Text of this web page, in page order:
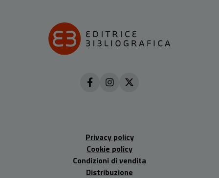
Privacy policy
Cookie policy
Condizioni di vendita
Distribuzione